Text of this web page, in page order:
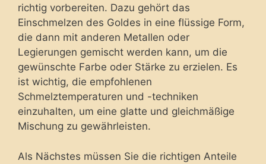
richtig vorbereiten. Dazu gehört das
Einschmelzen des Goldes in eine flüssige Form,
die dann mit anderen Metallen oder
Legierungen gemischt werden kann, um die
gewünschte Farbe oder Stärke zu erzielen. Es
ist wichtig, die empfohlenen
Schmelztemperaturen und -techniken
einzuhalten, um eine glatte und gleichmäßige
Mischung zu gewährleisten.
Als Nächstes müssen Sie die richtigen Anteile